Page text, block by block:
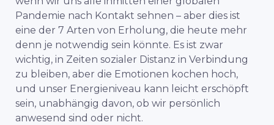
Pandemie nach Kontakt sehnen – aber dies ist
eine der 7 Arten von Erholung, die heute mehr
denn je notwendig sein könnte. Es ist zwar
wichtig, in Zeiten sozialer Distanz in Verbindung
zu bleiben, aber die Emotionen kochen hoch,
und unser Energieniveau kann leicht erschöpft
sein, unabhängig davon, ob wir persönlich
anwesend sind oder nicht.